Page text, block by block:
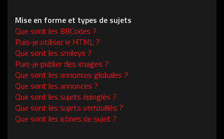
Mise en forme et types de sujets
Que sont les BBCodes ?
Puis-je utiliser le HTML ?
Que sont les smileys ?
Puis-je publier des images ?
Que sont les annonces globales ?
Que sont les annonces ?
Que sont les sujets épinglés ?
Que sont les sujets verrouillés ?
Que sont les icônes de sujet ?